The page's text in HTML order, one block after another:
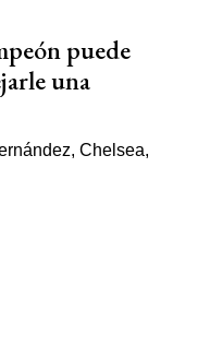
puede
una